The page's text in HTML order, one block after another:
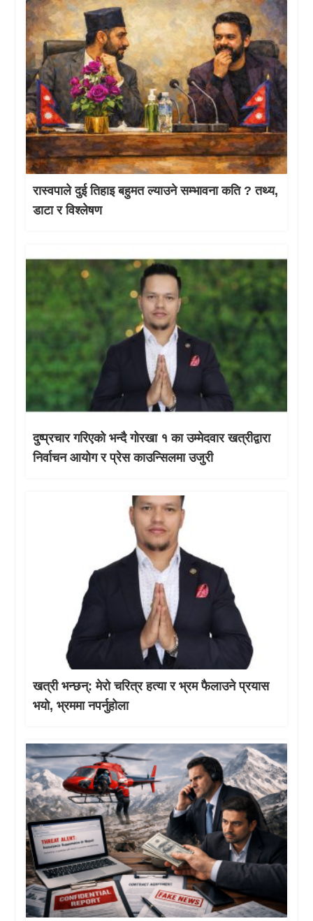
रास्वपाले दुई तिहाइ बहुमत ल्याउने सम्भावना कति ? तथ्य,
डाटा र विश्लेषण
दुष्प्रचार गरिएको भन्दै गोरखा १ का उम्मेदवार खत्रीद्वारा
निर्वाचन आयोग र प्रेस काउन्सिलमा उजुरी
खत्री भन्छन्: मेरो चरित्र हत्या र भ्रम फैलाउने प्रयास
भयो, भ्रममा नपर्नुहोला